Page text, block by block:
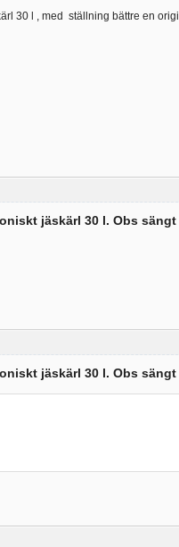
30 l , med ställning bättre en
jäskärl 30 l. Obs
jäskärl 30 l. Obs